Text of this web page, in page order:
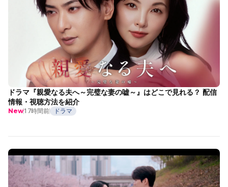
ドラマ『親愛なる夫へ～完璧な妻の嘘～』はどこで見れる？ 配信
情報・視聴方法を紹介
New17時間前 ドラマ